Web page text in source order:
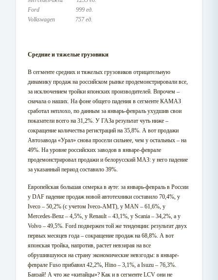
Ford 999 ед.
Volkswagen 757 ед.
Средние и тяжелые грузовики
В сегменте средних и тяжелых грузовиков отрицательную
динамику продаж на российском рынке продемонстрировали все,
за исключением тройки японских производителей. Впрочем –
сначала о наших. На фоне общего падения в сегменте КАМАЗ
сработал неплохо, по данным за январь-февраль ухудшив свои
показатели всего на 31,2%. У ГАЗа результат чуть ниже –
сокращение количества регистраций на 35,8%. А вот продажи
Автозавода «Урал» снова просели сильнее, чем у остальных – на
49%. На уровне российских заводов в январе-феврале
продемонстрировал продажи и белорусский МАЗ: у него падение
за указанный период составило 39%.
Европейская большая семерка в ауте: за январь-февраль в России
у DAF падение продаж новой автотехники составило 70,4%, у
Iveco – 50,2% (с учетом Iveco-AMT), у MAN – 61,6%, у
Mercedes-Benz – 4,5%, у Renault – 43,1%, у Scania – 34,2%, а у
Volvo – 49,5%. Ford подвержен той же тенденции: результат двух
первых месяцев года – сокращение продаж на 68,8%. А вот
японская тройка, напротив, растет невзирая на все
обрушившуюся на страну экономические невзгоды: в январе-
феврале Fuso прибавил 42,2%, Hino – 3,1%, а Isuzu – 76,3%.
Банзай! А что же «китайцы»? Как и в сегменте LCV они не